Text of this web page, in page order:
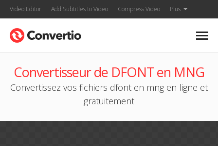
Video Editor Add Subtitles to Video Compress Video Plus
Convertisseur de DFONT en MNG
Convertissez vos fichiers dfont en mng en ligne et
gratuitement